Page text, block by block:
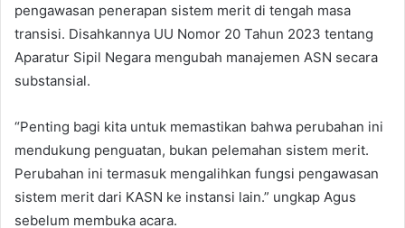
pengawasan penerapan sistem merit di tengah masa
transisi. Disahkannya UU Nomor 20 Tahun 2023 tentang
Aparatur Sipil Negara mengubah manajemen ASN secara
substansial.
“Penting bagi kita untuk memastikan bahwa perubahan ini
mendukung penguatan, bukan pelemahan sistem merit.
Perubahan ini termasuk mengalihkan fungsi pengawasan
sistem merit dari KASN ke instansi lain.” ungkap Agus
sebelum membuka acara.